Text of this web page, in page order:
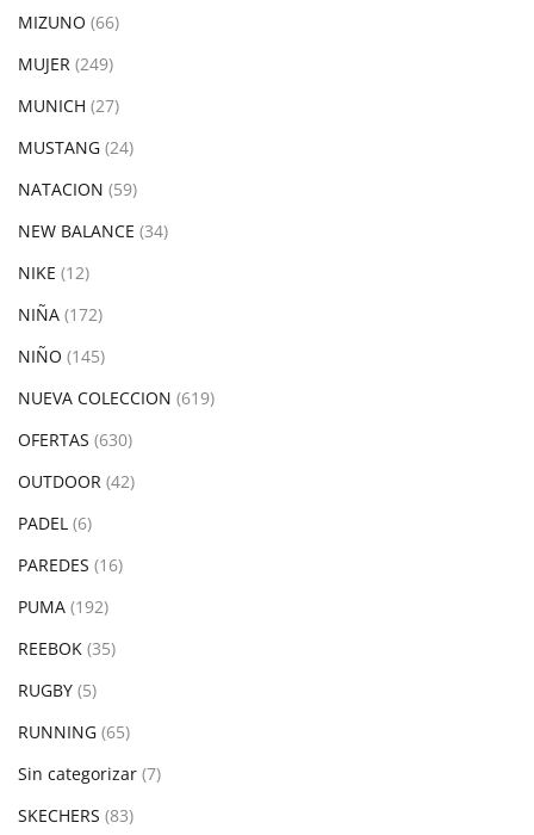
MIZUNO (66)
MUJER (249)
MUNICH (27)
MUSTANG (24)
NATACION (59)
NEW BALANCE (34)
NIKE (12)
NIÑA (172)
NIÑO (145)
NUEVA COLECCION (619)
OFERTAS (630)
OUTDOOR (42)
PADEL (6)
PAREDES (16)
PUMA (192)
REEBOK (35)
RUGBY (5)
RUNNING (65)
Sin categorizar (7)
SKECHERS (83)